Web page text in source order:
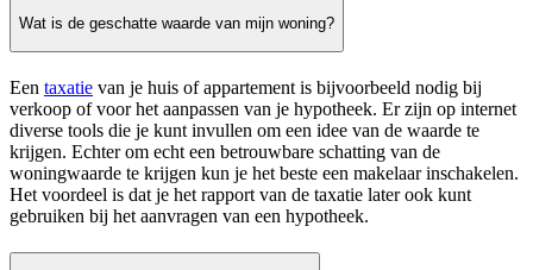
Wat is de geschatte waarde van mijn woning?
Een taxatie van je huis of appartement is bijvoorbeeld nodig bij
verkoop of voor het aanpassen van je hypotheek. Er zijn op internet
diverse tools die je kunt invullen om een idee van de waarde te
krijgen. Echter om echt een betrouwbare schatting van de
woningwaarde te krijgen kun je het beste een makelaar inschakelen.
Het voordeel is dat je het rapport van de taxatie later ook kunt
gebruiken bij het aanvragen van een hypotheek.